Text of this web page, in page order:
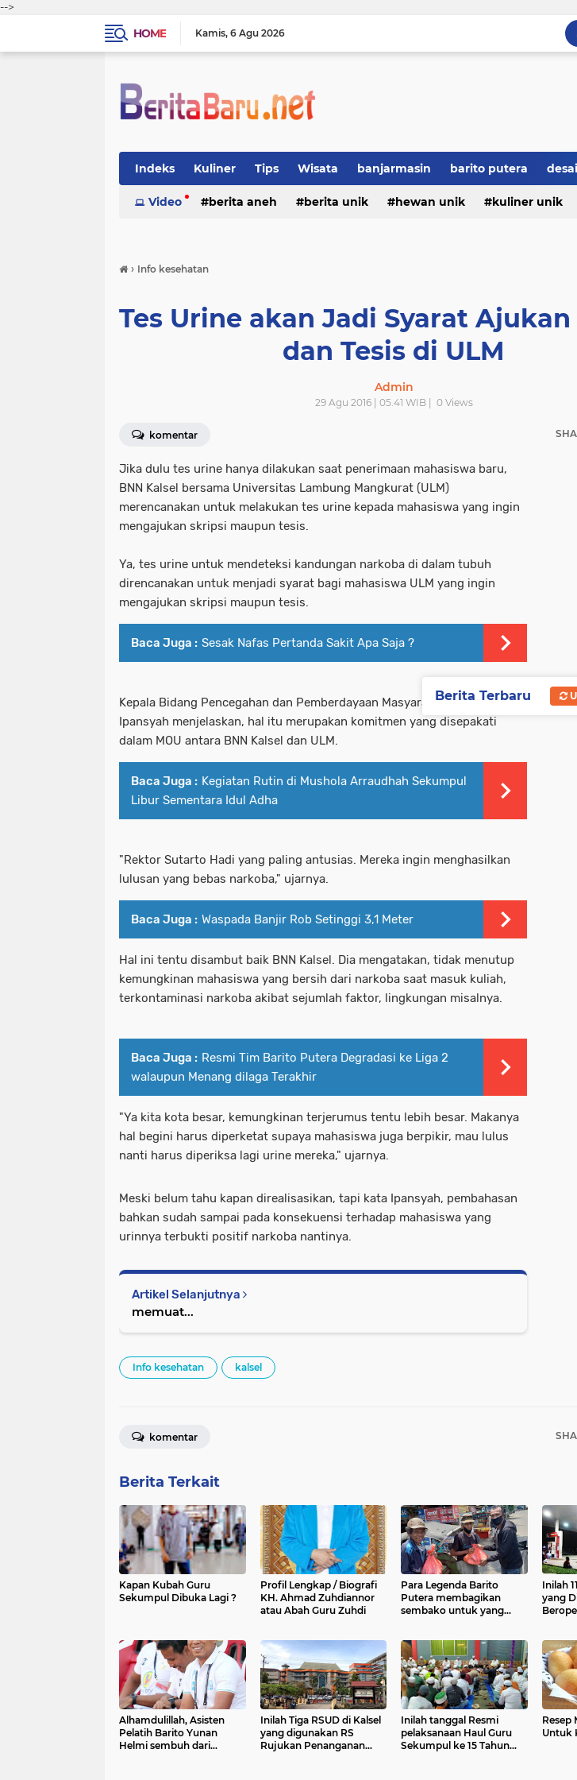
-->
HOME
Kamis 6 Agu 2026
Indeks Kuliner Tips Wisata banjarmasin barito putera
Video berita aneh berita unik hewan unik kuliner unik
› Info kesehatan
Tes Urine akan Jadi Syarat
dan Tesis di ULM
Admin
29 Agu 2016 | 05.41 WIB | 0Views
komentar
Jika dulu tes urine hanya dilakukan saat penerimaan mahasiswa baru,
BNN Kalsel bersama Universitas Lambung Mangkurat (ULM)
merencanakan untuk melakukan tes urine kepada mahasiswa yang ingin
mengajukan skripsi maupun tesis.
Ya, tes urine untuk mendeteksi kandungan narkoba di dalam tubuh
direncanakan untuk menjadi syarat bagi mahasiswa ULM yang ingin
mengajukan skripsi maupun tesis.
Baca Juga : Sesak Nafas Pertanda Sakit Apa Saja ?
Kepala Bidang Pencegahan dan Pemberdayaan Masyarakat BNN Kalsel
Ipansyah menjelaskan, hal itu merupakan komitmen yang disepakati
dalam MOU antara BNN Kalsel dan ULM.
Baca Juga : Kegiatan Rutin di Mushola Arraudhah Sekumpul
Libur Sementara Idul Adha
"Rektor Sutarto Hadi yang paling antusias. Mereka ingin menghasilkan
lulusan yang bebas narkoba," ujarnya.
Baca Juga : Waspada Banjir Rob Setinggi 3,1 Meter
Hal ini tentu disambut baik BNN Kalsel. Dia mengatakan, tidak menutup
kemungkinan mahasiswa yang bersih dari narkoba saat masuk kuliah,
terkontaminasi narkoba akibat sejumlah faktor, lingkungan misalnya.
Baca Juga : Resmi Tim Barito Putera Degradasi ke Liga 2
walaupun Menang dilaga Terakhir
"Ya kita kota besar, kemungkinan terjerumus tentu lebih besar. Makanya
hal begini harus diperketat supaya mahasiswa juga berpikir, mau lulus
nanti harus diperiksa lagi urine mereka," ujarnya.
Meski belum tahu kapan direalisasikan, tapi kata Ipansyah, pembahasan
bahkan sudah sampai pada konsekuensi terhadap mahasiswa yang
urinnya terbukti positif narkoba nantinya.
Artikel Selanjutnya
memuat...
Info kesehatan kalsel
komentar
Berita Terkait
Kapan Kubah Guru
Sekumpul Dibuka Lagi ?
Profil Lengkap / Biografi
KH. Ahmad Zuhdiannor
atau Abah Guru Zuhdi
Para Legenda Barito
Putera membagikan
sembako untuk yang
Inilah
yang
Alhamdulillah, Asisten
Pelatih Barito Yunan
Helmi sembuh dari
Inilah Tiga RSUD di Kalsel
yang digunakan RS
Rujukan Penanganan
Inilah tanggal Resmi
pelaksanaan Haul Guru
Sekumpul ke 15 Tahun
Resep
Untuk
Berita Terbaru